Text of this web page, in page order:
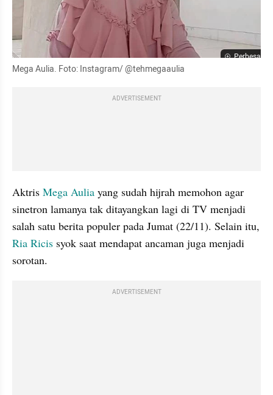
Perbesar
Mega Aulia. Foto: Instagram/ @tehmegaaulia
ADVERTISEMENT
Aktris Mega Aulia yang sudah hijrah memohon agar
sinetron lamanya tak ditayangkan lagi di TV menjadi
Ria Ricis syok saat mendapat ancaman juga menjadi
sorotan.
ADVERTISEMENT